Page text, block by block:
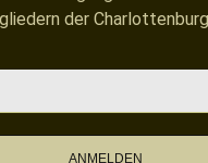
der
ANMELDEN